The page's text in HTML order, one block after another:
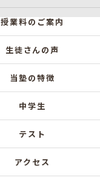
授業料のご案内
生徒さんの声
当塾の特徴
中学生
テスト
アクセス